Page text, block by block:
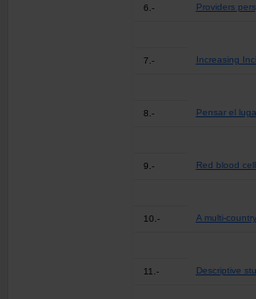
6.- Providers
7.- Increasing
8.- Pensar el
9.- Red blood
10.- A multi-
11.- Descriptive